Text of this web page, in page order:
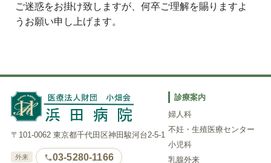
ご迷惑をお掛け致しますが、何卒ご理解を賜りますよ
うお願い申し上げます。
〒101-0062 東京都千代田区神田駿河台2-5-1
外来 03-5280-1166
診療案内
婦人科
不妊・生殖医療センター
小児科
乳腺外来